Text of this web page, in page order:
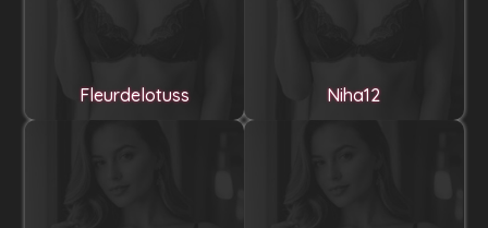
Fleurdelotuss Niha12